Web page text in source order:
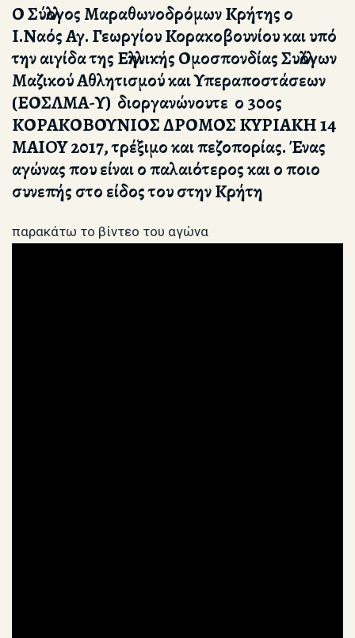
Ο Σύλλογος Μαραθωνοδρόμων Κρήτης ο
Ι.Ναός Αγ. Γεωργίου Κορακοβουνίου και υπό
την αιγίδα της Ελληνικής Ομοσπονδίας Συλλόγων
Μαζικού Αθλητισμού και Υπεραποστάσεων
(ΕΟΣΛΜΑ-Υ) διοργανώνουτε ο 30ος
ΚΟΡΑΚΟΒΟΥΝΙΟΣ ΔΡΟΜΟΣ KYΡIAKH 14
MAIOY 2017, τρέξιμο και πεζοπορίας. Ένας
αγώνας που είναι ο παλαιότερος και ο ποιο
συνεπής στο είδος του στην Κρήτη
παρακάτω το βίντεο του αγώνα